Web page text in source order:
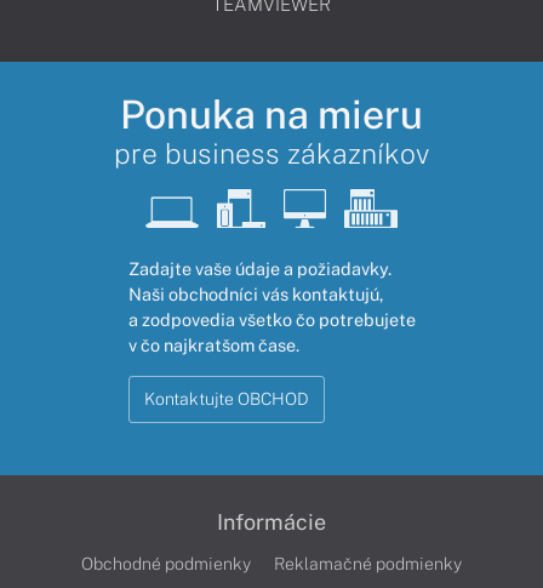
TEAMVIEWER
Ponuka na mieru
pre business zákazníkov
Zadajte vaše údaje a požiadavky.
Naši obchodníci vás kontaktujú,
a zodpovedia všetko čo potrebujete
v čo najkratšom čase.
Kontaktujte OBCHOD
Informácie
Obchodné podmienky
Reklamačné podmienky